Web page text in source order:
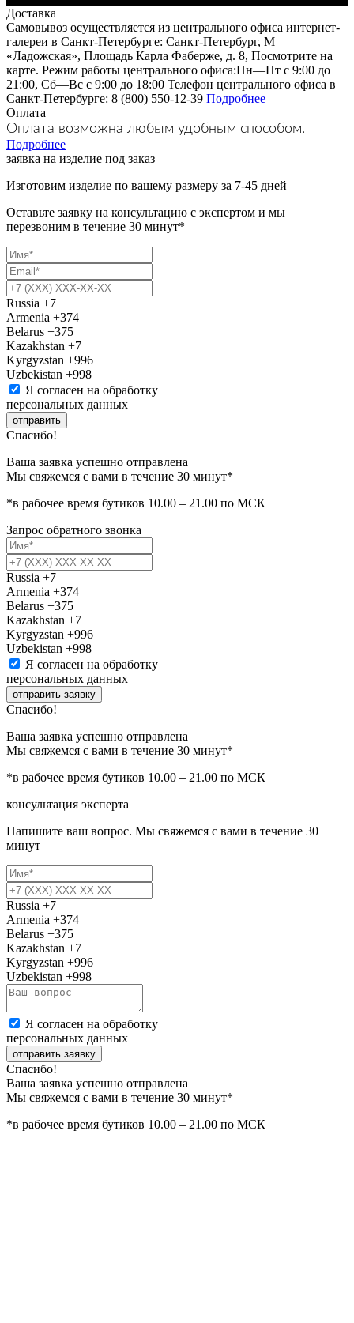
Доставка
Самовывоз осуществляется из центрального офиса интернет-
галереи в Санкт-Петербурге: Санкт-Петербург, М
«Ладожская», Площадь Карла Фаберже, д. 8, Посмотрите на
карте. Режим работы центрального офиса:Пн—Пт с 9:00 до
21:00, Сб—Вс с 9:00 до 18:00 Телефон центрального офиса в
Санкт-Петербурге: 8 (800) 550-12-39 Подробнее
Оплата
Оплата возможна любым удобным способом.
Подробнее
заявка на изделие под заказ
Изготовим изделие по вашему размеру за 7-45 дней
Оставьте заявку на консультацию с экспертом и мы
перезвоним в течение 30 минут*
Russia +7
Armenia +374
Belarus +375
Kazakhstan +7
Kyrgyzstan +996
Uzbekistan +998
Я согласен на обработку
персональных данных
отправить
Спасибо!
Ваша заявка успешно отправлена
Мы свяжемся с вами в течение 30 минут*
*в рабочее время бутиков 10.00 – 21.00 по МСК
Запрос обратного звонка
Russia +7
Armenia +374
Belarus +375
Kazakhstan +7
Kyrgyzstan +996
Uzbekistan +998
Я согласен на обработку
персональных данных
отправить заявку
Спасибо!
Ваша заявка успешно отправлена
Мы свяжемся с вами в течение 30 минут*
*в рабочее время бутиков 10.00 – 21.00 по МСК
консультация эксперта
Напишите ваш вопрос. Мы свяжемся с вами в течение 30
минут
Russia +7
Armenia +374
Belarus +375
Kazakhstan +7
Kyrgyzstan +996
Uzbekistan +998
Я согласен на обработку
персональных данных
отправить заявку
Спасибо!
Ваша заявка успешно отправлена
Мы свяжемся с вами в течение 30 минут*
*в рабочее время бутиков 10.00 – 21.00 по МСК